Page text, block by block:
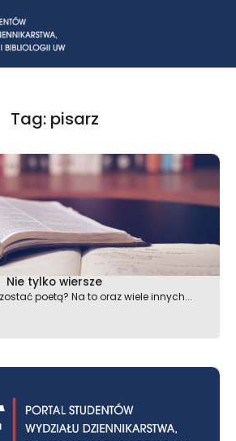
Tag: pisarz
Nie tylko wiersze
poetą? Na to oraz wiele innych...